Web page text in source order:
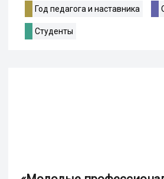
Год педагога и наставника
Студенты